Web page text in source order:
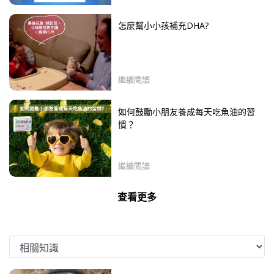
怎麼幫小小孩補充DHA?
繼續閱讀
如何鼓勵小朋友養成每天吃魚油的習
慣？
繼續閱讀
查看更多